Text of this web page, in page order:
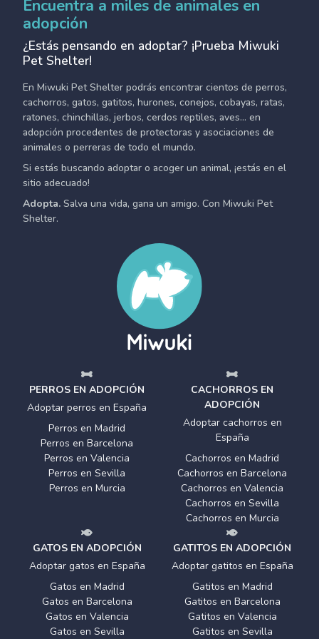
Encuentra a miles de animales en
adopción
¿Estás pensando en adoptar? ¡Prueba Miwuki
Pet Shelter!
En Miwuki Pet Shelter podrás encontrar cientos de perros,
cachorros, gatos, gatitos, hurones, conejos, cobayas, ratas,
ratones, chinchillas, jerbos, cerdos reptiles, aves... en
adopción procedentes de protectoras y asociaciones de
animales o perreras de todo el mundo.
Si estás buscando adoptar o acoger un animal, ¡estás en el
sitio adecuado!
Adopta. Salva una vida, gana un amigo. Con Miwuki Pet
Shelter.
PERROS EN ADOPCIÓN
Adoptar perros en España
Perros en Madrid
Perros en Barcelona
Perros en Valencia
Perros en Sevilla
Perros en Murcia
CACHORROS EN
ADOPCIÓN
Adoptar cachorros en
España
Cachorros en Madrid
Cachorros en Barcelona
Cachorros en Valencia
Cachorros en Sevilla
Cachorros en Murcia
GATOS EN ADOPCIÓN
Adoptar gatos en España
Gatos en Madrid
Gatos en Barcelona
Gatos en Valencia
Gatos en Sevilla
GATITOS EN ADOPCIÓN
Adoptar gatitos en España
Gatitos en Madrid
Gatitos en Barcelona
Gatitos en Valencia
Gatitos en Sevilla